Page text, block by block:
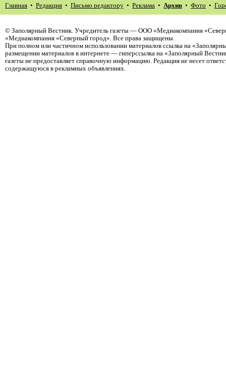
Главная • Редакция • Письмо редактору • Реклама • Архив • Фото •
© Заполярный Вестник. Учредитель газеты — ООО «Медиакомпания
«Медиакомпания «Северный город». Все права защищены.
При полном или частичном использовании материалов ссылка на
размещении материалов в интернете — гиперссылка на «Заполярный
газеты не предоставляет справочную информацию. Редакция не несет
содержащуюся в рекламных объявлениях.